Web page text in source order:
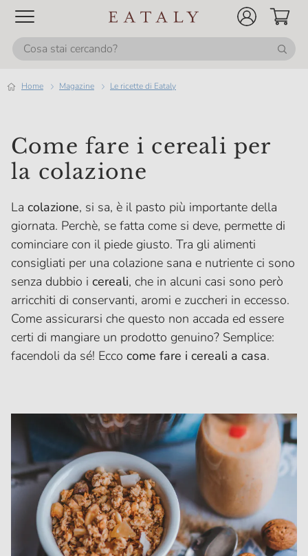
Home magazine Le ricette di Eataly
Come fare i cereali per
la colazione
La colazione, si sa, è il pasto più importante della
giornata. Perchè, se fatta come si deve, permette di
cominciare con il piede giusto. Tra gli alimenti
consigliati per una colazione sana e nutriente ci sono
senza dubbio i cereali, che in alcuni casi sono però
arricchiti di conservanti, aromi e zuccheri in eccesso.
Come assicurarsi che questo non accada ed essere
certi di mangiare un prodotto genuino? Semplice:
facendoli da sé! Ecco come fare i cereali a casa.